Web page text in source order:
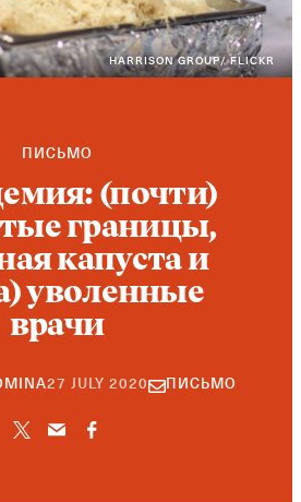
HARRISON GROUP/ FLICKR
ПИСЬМО
(почти)
границы,
капуста и
уволенные
врачи
27 JULY 202022
SEPTEMBER
ПИСЬМО